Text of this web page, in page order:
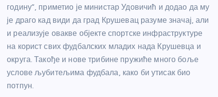
годину”, приметио је министар Удовичић и додао да му
је драго кад види да град Крушевац разуме значај, али
и реализује овакве објекте спортске инфраструктуре
на корист свих фудбалских младих нада Крушевца и
округа. Такође и нове трибине пружиће много боље
услове љубитељима фудбала, како би утисак био
потпун.